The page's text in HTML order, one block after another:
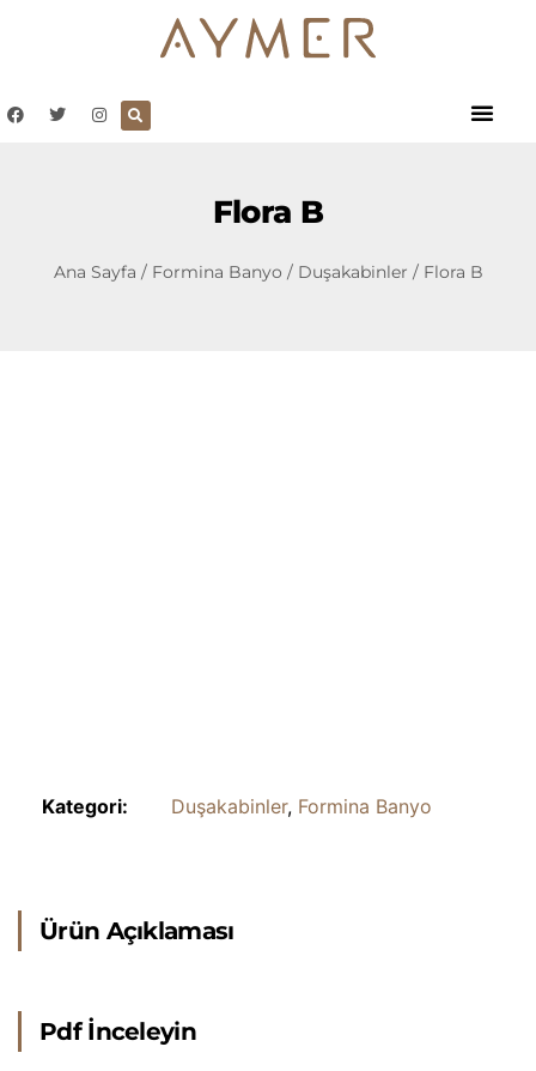
Flora B
Ana Sayfa / Formina Banyo / Duşakabinler / Flora B
Kategori: Duşakabinler, Formina Banyo
Ürün Açıklaması
Pdf İnceleyin